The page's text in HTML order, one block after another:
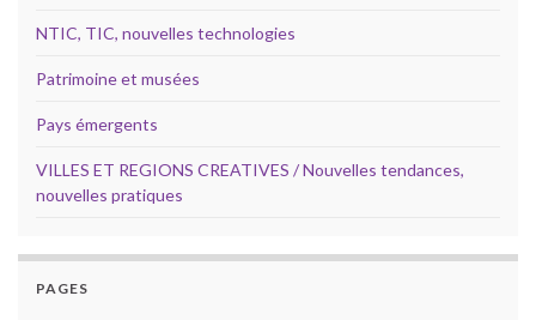
NTIC, TIC, nouvelles technologies
Patrimoine et musées
Pays émergents
VILLES ET REGIONS CREATIVES / Nouvelles tendances,
nouvelles pratiques
PAGES